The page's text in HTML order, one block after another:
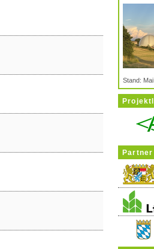
Stand:
Partner